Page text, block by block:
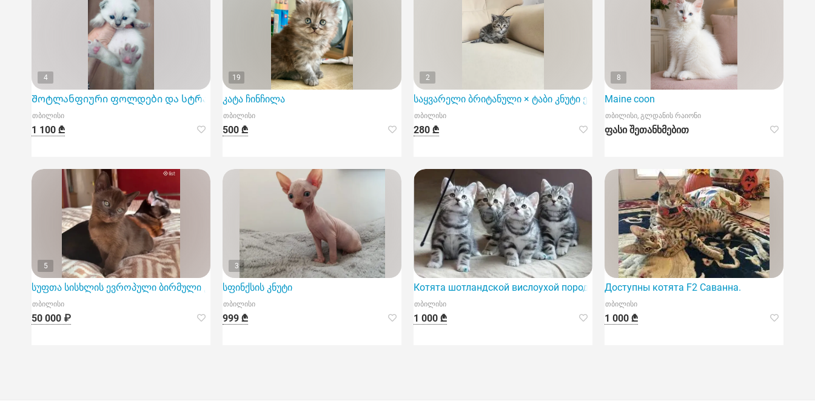
4
Შოტლანფიური ფოლდები და სტრაიტი ბიჭები
თბილისი
1 100 ₾
19
კატა ჩინჩილა
თბილისი
500 ₾
2
საყვარელი ბრიტანული × ტაბი კნუტი ეძებს მოსიყვარულე სახლს
თბილისი
280 ₾
8
Maine coon
თბილისი, გლდანის რაიონი
ფასი შეთანხმებით
5
სუფთა სისხლის ევროპული ბირმული კნუტები
თბილისი
50 000 ₽
3
სფინქსის კნუტი
თბილისი
999 ₾
Котята шотландской вислоухой породы
თბილისი
1 000 ₾
Доступны котята F2 Саванна.
თბილისი
1 000 ₾